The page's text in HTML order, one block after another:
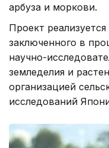
арбуза и моркови.
Проект
заключенного в
научно-
земледелия и
организацией
исследований